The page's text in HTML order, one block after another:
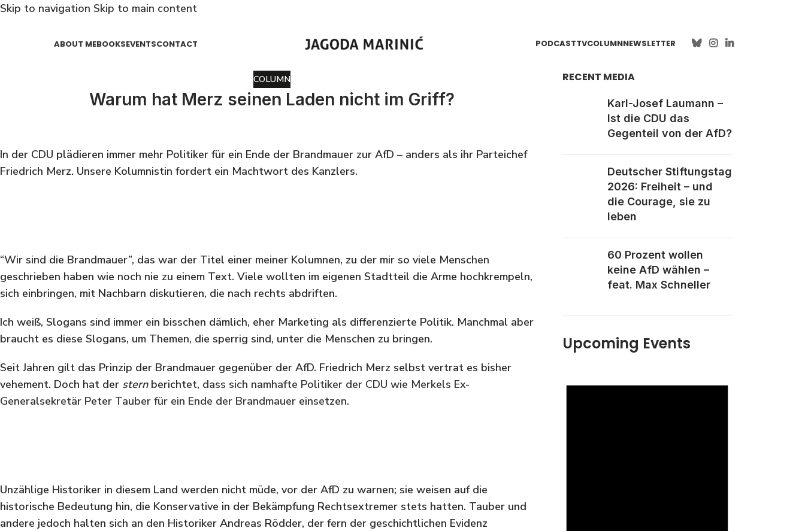
Skip to navigation Skip to main content
ABOUT MEBOOKSEVENTSCONTACT PODCASTTVCOLUMNNEWSLETTER
COLUMN
Warum hat Merz seinen Laden nicht im Griff?
In der CDU plädieren immer mehr Politiker für ein Ende der Brandmauer zur AfD – anders als ihr Parteichef
Friedrich Merz. Unsere Kolumnistin fordert ein Machtwort des Kanzlers.
“Wir sind die Brandmauer”, das war der Titel einer meiner Kolumnen, zu der mir so viele Menschen
geschrieben haben wie noch nie zu einem Text. Viele wollten im eigenen Stadtteil die Arme hochkrempeln,
sich einbringen, mit Nachbarn diskutieren, die nach rechts abdriften.
Ich weiß, Slogans sind immer ein bisschen dämlich, eher Marketing als differenzierte Politik. Manchmal aber
braucht es diese Slogans, um Themen, die sperrig sind, unter die Menschen zu bringen.
Seit Jahren gilt das Prinzip der Brandmauer gegenüber der AfD. Friedrich Merz selbst vertrat es bisher
vehement. Doch hat der sternberichtet, dass sich namhafte Politiker der CDU wie Merkels Ex-
Generalsekretär Peter Tauber für ein Ende der Brandmauer einsetzen.
Unzählige Historiker in diesem Land werden nicht müde, vor der AfD zu warnen; sie weisen auf die
historische Bedeutung hin, die Konservative in der Bekämpfung Rechtsextremer stets hatten. Tauber und
andere jedoch halten sich an den Historiker Andreas Rödder, der fern der geschichtlichen Evidenz
RECENT MEDIA
Karl-Josef Laumann –
Ist die CDU das
Gegenteil von der AfD?
Deutscher Stiftungstag
2026: Freiheit – und
die Courage, sie zu
leben
60 Prozent wollen
keine AfD wählen –
feat. Max Schneller
Upcoming Events